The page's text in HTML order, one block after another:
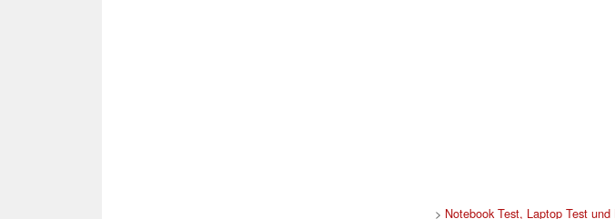
> Notebook Test, Laptop Test und